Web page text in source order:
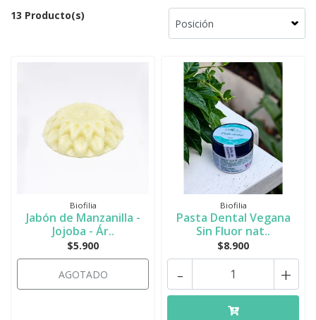
13 Producto(s)
Biofilia
Jabón de Manzanilla -
Jojoba - Ár..
$5.900
AGOTADO
Biofilia
Pasta Dental Vegana
Sin Fluor nat..
$8.900
+
-